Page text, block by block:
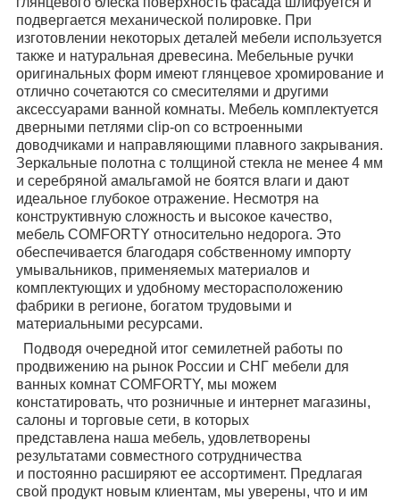
подвергается механической полировке. При
изготовлении некоторых деталей мебели используется
также и натуральная древесина. Мебельные ручки
оригинальных форм имеют глянцевое хромирование и
отлично сочетаются со смесителями и другими
аксессуарами ванной комнаты. Мебель комплектуется
дверными петлями clip-on со встроенными
доводчиками и направляющими плавного закрывания.
Зеркальные полотна с толщиной стекла не менее 4 мм
и серебряной амальгамой не боятся влаги и дают
идеальное глубокое отражение. Несмотря на
конструктивную сложность и высокое качество,
мебель COMFORTY относительно недорога. Это
обеспечивается благодаря собственному импорту
умывальников, применяемых материалов и
комплектующих и удобному месторасположению
фабрики в регионе, богатом трудовыми и
материальными ресурсами.
Подводя очередной итог семилетней работы по
продвижению на рынок России и СНГ мебели для
ванных комнат COMFORTY, мы можем
констатировать, что розничные и интернет магазины,
салоны и торговые сети, в которых
представлена наша мебель, удовлетворены
результатами совместного сотрудничества
и постоянно расширяют ее ассортимент. Предлагая
свой продукт новым клиентам, мы уверены, что и им